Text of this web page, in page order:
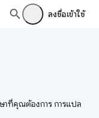
ลงชื่อเข้าใช้
าที่คุณต้องการ การแปล